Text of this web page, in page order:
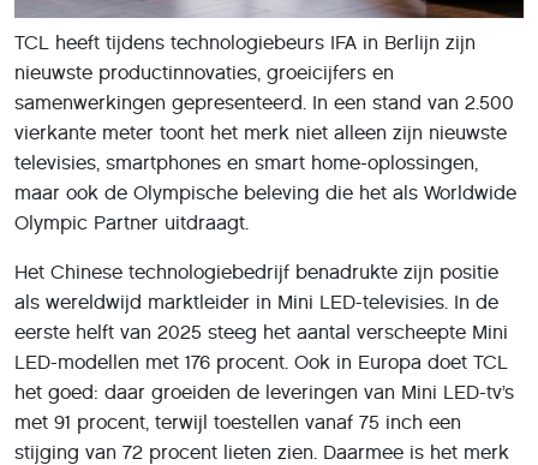
TCL heeft tijdens technologiebeurs IFA in Berlijn zijn
nieuwste productinnovaties, groeicijfers en
samenwerkingen gepresenteerd. In een stand van 2.500
vierkante meter toont het merk niet alleen zijn nieuwste
televisies, smartphones en smart home-oplossingen,
maar ook de Olympische beleving die het als Worldwide
Olympic Partner uitdraagt.
Het Chinese technologiebedrijf benadrukte zijn positie
als wereldwijd marktleider in Mini LED-televisies. In de
eerste helft van 2025 steeg het aantal verscheepte Mini
LED-modellen met 176 procent. Ook in Europa doet TCL
het goed: daar groeiden de leveringen van Mini LED-tv’s
met 91 procent, terwijl toestellen vanaf 75 inch een
stijging van 72 procent lieten zien. Daarmee is het merk